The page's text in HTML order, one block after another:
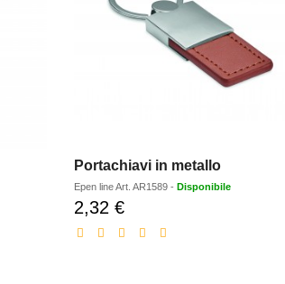
Portachiavi in metallo
Epen lineArt. AR1589 - Disponibile
2,32 €Prezzo